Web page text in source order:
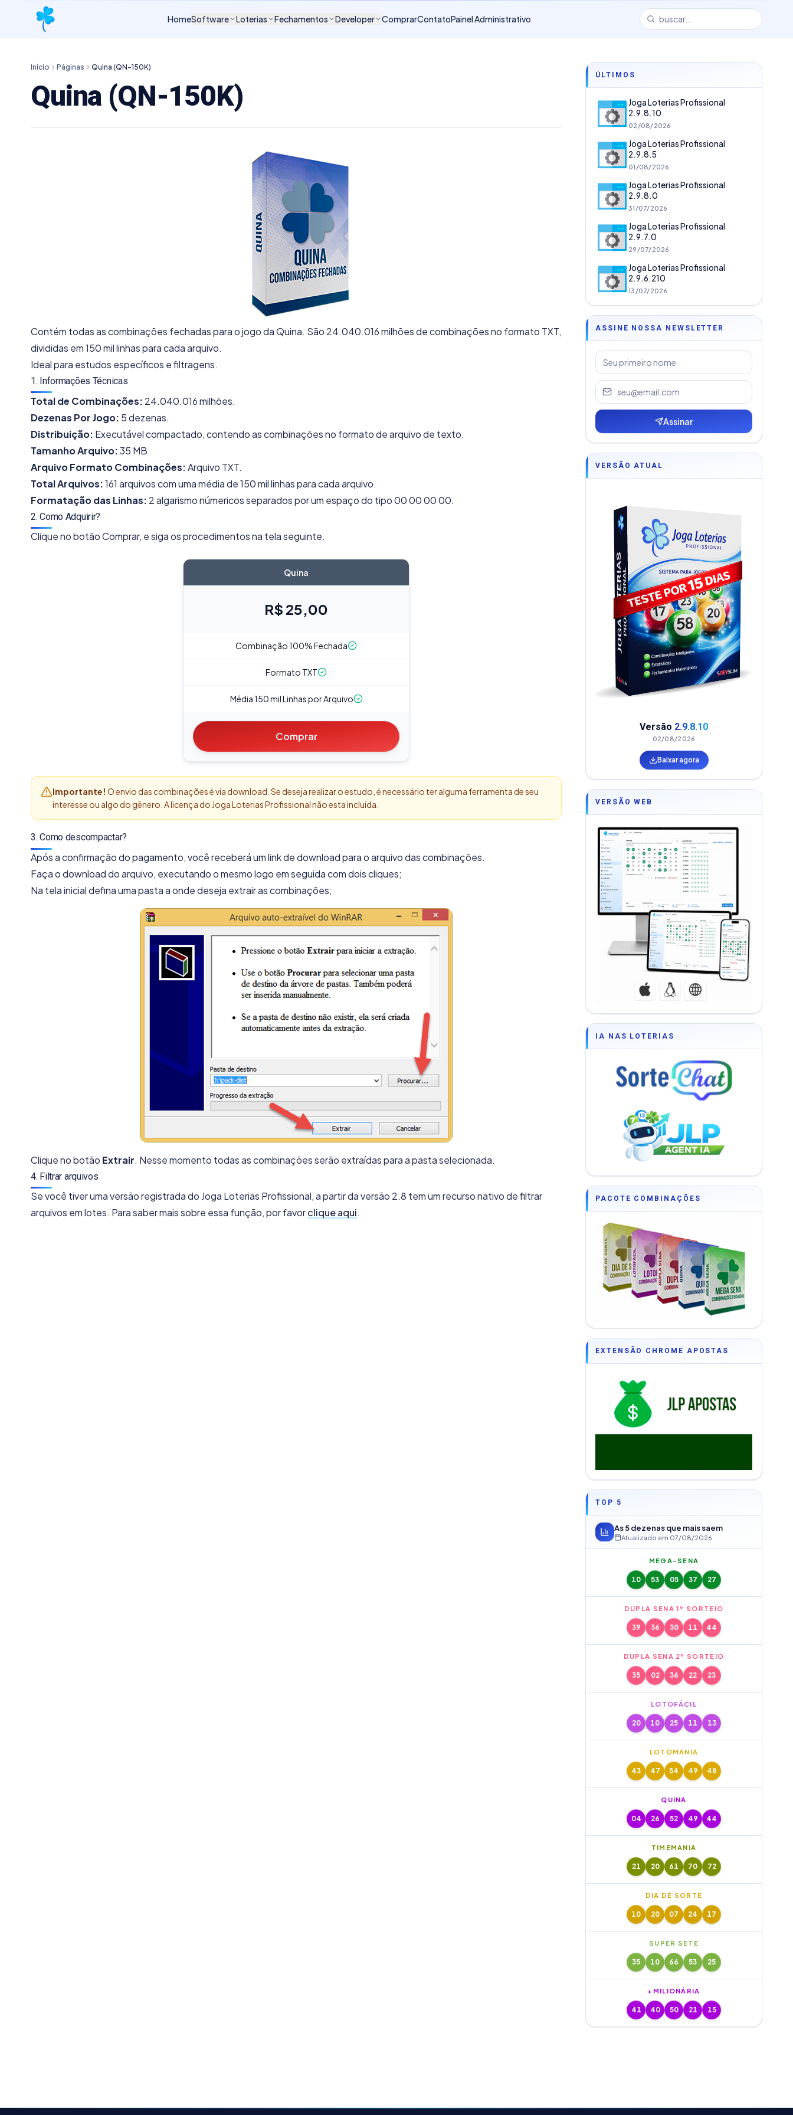
HomeSoftware Loterias Fechamentos Developer ComprarContatoPainel Administrativo
Início Páginas Quina (QN-150K)
Quina (QN-150K)
Contém todas as combinações fechadas para o jogo da Quina. São 24.040.016 milhões de combinações no formato TXT,
divididas em 150 mil linhas para cada arquivo.
Ideal para estudos específicos e filtragens.
1. Informações Técnicas
Total de Combinações: 24.040.016 milhões.
Dezenas Por Jogo: 5 dezenas.
Distribuição: Executável compactado, contendo as combinações no formato de arquivo de texto.
Tamanho Arquivo:35 MB
Arquivo Formato Combinações:Arquivo TXT.
Total Arquivos:161 arquivos com uma média de 150 mil linhas para cada arquivo.
Formatação das Linhas: 2 algarismo númericos separados por um espaço do tipo 00 00 00 00.
2. Como Adquirir?
Clique no botão Comprar, e siga os procedimentos na tela seguinte.
Quina
R$ 25,00
Combinação 100% Fechada
Formato TXT
Média 150 mil Linhas por Arquivo
Comprar
Importante! O envio das combinações é via download. Se deseja realizar o estudo, é necessário ter alguma ferramenta de seu
interesse ou algo do gênero. A licença do Joga Loterias Profissional não esta incluída.
3. Como descompactar?
Após a confirmação do pagamento, você receberá um link de download para o arquivo das combinações.
Faça o download do arquivo, executando o mesmo logo em seguida com dois cliques;
Na tela inicial defina uma pasta a onde deseja extrair as combinações;
Clique no botão Extrair. Nesse momento todas as combinações serão extraídas para a pasta selecionada.
4. Filtrar arquivos
Se você tiver uma versão registrada do Joga Loterias Profissional, a partir da versão 2.8 tem um recurso nativo de filtrar
arquivos em lotes. Para saber mais sobre essa função, por favorclique aqui.
ÚLTIMOS
Joga Loterias Profissional
2.9.8.10
02/08/2026
Joga Loterias Profissional
2.9.8.5
01/08/2026
Joga Loterias Profissional
2.9.8.0
31/07/2026
Joga Loterias Profissional
2.9.7.0
29/07/2026
Joga Loterias Profissional
2.9.6.210
13/07/2026
ASSINE NOSSA NEWSLETTER
Assinar
VERSÃO ATUAL
Versão 2.9.8.10
02/08/2026
Baixar agora
VERSÃO WEB
IA NAS LOTERIAS
PACOTE COMBINAÇÕES
EXTENSÃO CHROME APOSTAS
TOP 5
As 5 dezenas que mais saem
Atualizado em 07/08/2026
MEGA-SENA
10 53 05 37 27
DUPLA SENA 1º SORTEIO
39 36 30 11 44
DUPLA SENA 2º SORTEIO
35 02 36 22 23
LOTOFÁCIL
20 10 25 11 13
LOTOMANIA
43 47 54 49 48
QUINA
04 26 52 49 44
TIMEMANIA
21 20 61 70 72
DIA DE SORTE
10 20 07 24 17
SUPER SETE
35 10 66 53 25
+MILIONÁRIA
41 40 50 21 15